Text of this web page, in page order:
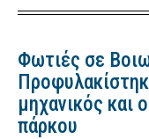
Φωτιές σε
μηχανικός και
πάρκου